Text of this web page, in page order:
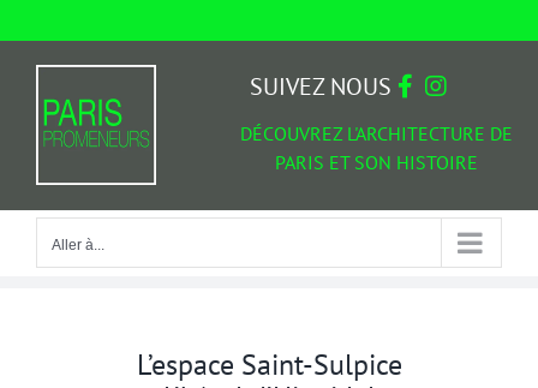
Aller à...
DÉCOUVREZ L'ARCHITECTURE DE
PARIS ET SON HISTOIRE
SUIVEZ NOUS
Aller à...
L’espace Saint-Sulpice